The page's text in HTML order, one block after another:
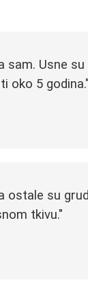
Usne
oko 5 godina."
ostale su
tkivu."